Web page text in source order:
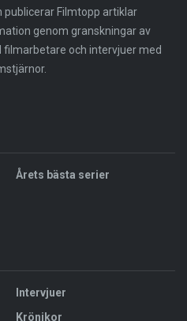
Filmtopp artiklar
genom granskningar av
filmarbetare och intervjuer med
Årets bästa serier
Intervjuer
Krönikor